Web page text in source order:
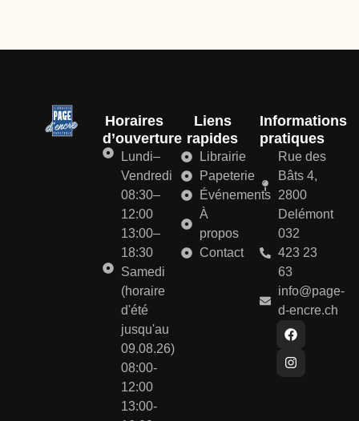
Horaires
d’ouverture
Lundi–
Vendredi
08:30–
12:00
13:00–
18:30
Samedi
(horaire
d'été
jusqu'au
09.08.26)
08:00-
12:00
13:00-
Liens
rapides
Librairie
Papeterie
Événements
À
propos
Contact
Informations
pratiques
Rue des
Bâts 4,
2800
Delémont
032
423 23
63
info@page-
d-encre.ch